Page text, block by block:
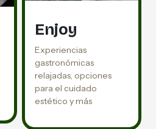
Enjoy
Experiencias
gastronómicas
relajadas, opciones
para el cuidado
estético y más